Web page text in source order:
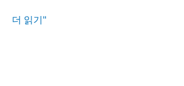
시
더 읽기"